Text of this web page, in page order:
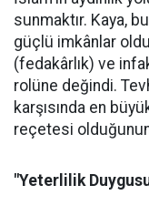
sunmaktır. Kaya,
güçlü imkânlar
(fedakârlık) ve
rolüne değindi.
karşısında en
reçetesi olduğunun
"Yeterlilik